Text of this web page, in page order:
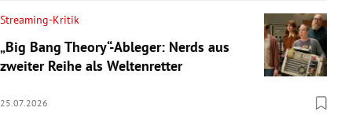
Streaming-Kritik
„Big Bang Theory“-Ableger: Nerds aus
zweiter Reihe als Weltenretter
25.07.2026